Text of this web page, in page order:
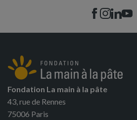
Fondation La main à la pâte
43, rue de Rennes
75006 Paris